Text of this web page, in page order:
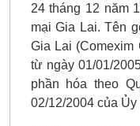
24 tháng 12 năm
mại Gia Lai. Tên
Gia Lai
từ ngày 01/01/
phần hóa theo
02/12/2004 của